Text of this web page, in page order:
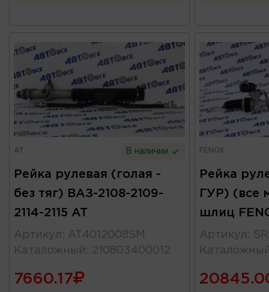
AT В наличии
Рейка рулевая (голая -
без тяг) ВАЗ-2108-2109-
2114-2115 AT
Артикул : AT4012008SM
Каталожный : 210803400012
7660.17
FENOX
Рейка
ГУР) (все
шлиц
Артикул :